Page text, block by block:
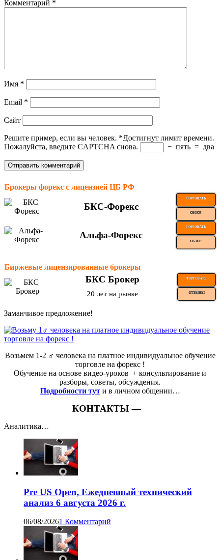
Комментарий *
Имя *
Email *
Сайт
Решите пример, если вы человек. *Достигнут лимит времени.
Пожалуйста, введите CAPTCHA снова.
− пять = два
Брокеры форекс с лицензией ЦБ РФ
БКС-Форекс
ТОРГОВАТЬ
ОБЗОР
Альфа-Форекс
ТОРГОВАТЬ
ОБЗОР
Биржевые лицензированные брокеры
БКС Брокер ТОРГОВАТЬ
20 лет на рынке ОТЗЫВЫ
Заманчивое предложение!
Возьмем 1-2 ‍♂️ человека на платное индивидуальное обучение
торговле на форекс !
Обучение на основе видео-уроков ️ + консультирование и
разборы, советы, обсуждения.
Подробности тут и в личном общении…
КОНТАКТЫ —
Аналитика…
Pre US Open, Ежедневный технический
анализ 6 августа 2026 г.
06/08/20261 Комментарий